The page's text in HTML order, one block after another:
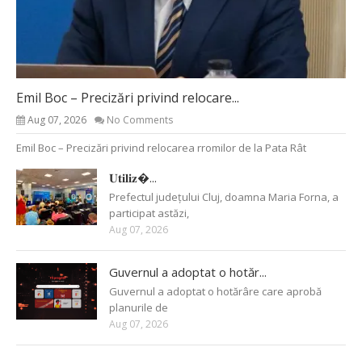
Emil Boc – Precizări privind relocare...
Aug 07, 2026 No Comments
Emil Boc – Precizări privind relocarea rromilor de la Pata Rât
𝐔𝐭𝐢𝐥𝐢𝐳�...
Prefectul județului Cluj, doamna Maria Forna, a
participat astăzi,
Aug 07, 2026
Guvernul a adoptat o hotăr...
Guvernul a adoptat o hotărâre care aprobă
planurile de
Aug 07, 2026